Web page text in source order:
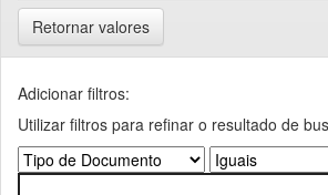
Retornar valores
Adicionar filtros:
Utilizar filtros para refinar o resultado de